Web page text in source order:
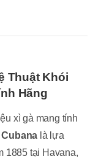
Thuật Khói
Hãng
xì gà mang tính
Cubana là lựa
1885 tại Havana,